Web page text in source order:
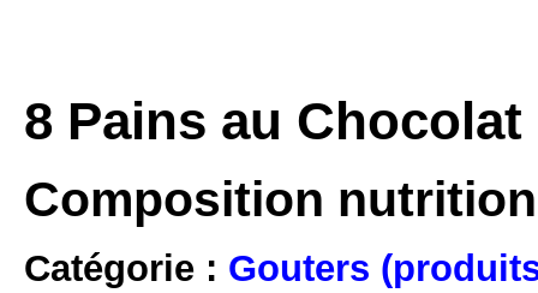
8 Pains au
Composition
Catégorie : Gouters